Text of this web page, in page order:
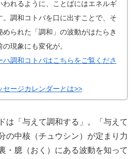
われるように、ことばにはエネルギ
。調和コトバを口に出すことで、そ
められた「調和」の波動がはたらき
現象にも変化が。
調和コトバはこちらをご覧くださ
ージカレンダーとは>>
は「与えて調和する」。「与えて
の中核（チュウシン）が定まり力
・臆（おく）にある波動を知って